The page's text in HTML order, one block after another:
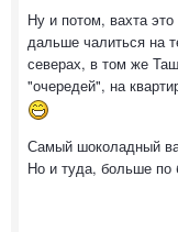
Ну и потом, вахта
дальше чалиться на
северах, в том же
"очередей", на
Самый шоколадный
Но и туда, больше по